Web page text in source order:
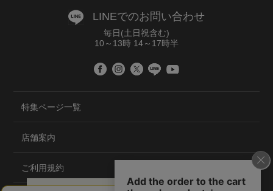
LINEでのお問い合わせ
毎日(土日祝含む)
10～13時 14～17時半
特集ページ一覧
店舗案内
ご利用規約